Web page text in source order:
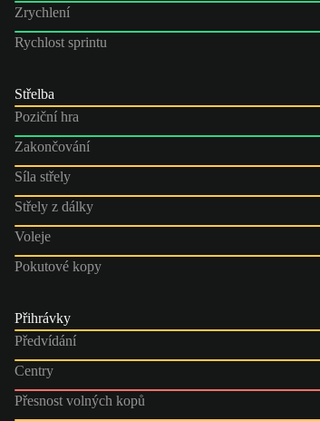
Zrychlení
Rychlost sprintu
Střelba
Poziční hra
Zakončování
Síla střely
Střely z dálky
Voleje
Pokutové kopy
Přihrávky
Předvídání
Centry
Přesnost volných kopů